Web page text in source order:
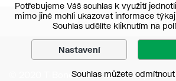
© 2020 T-Bone s.r.o. – Všechna práva
Potřebujeme Váš souhlas k využití
mimo jiné mohli ukazovat informace
Souhlas udělíte kliknutím na
Nastavení
Souhlas můžete odmítnout